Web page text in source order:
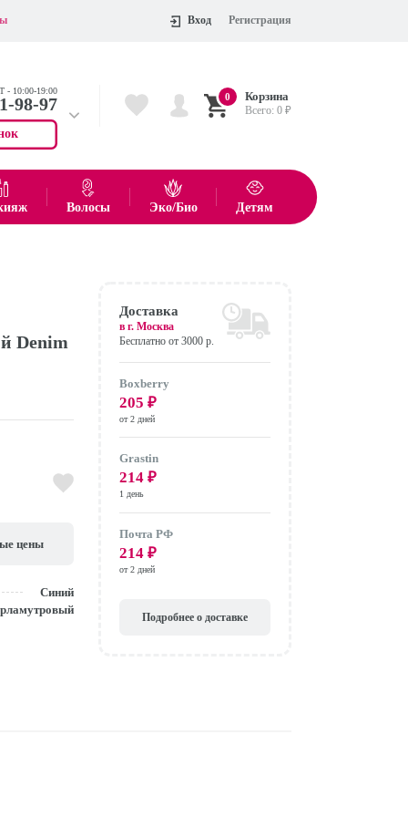
Вход Регистрация
- 10:00-19:00
98-97
55-75
0 Корзина
Всего:0 ₽
показать все товары
Волосы Эко/Био Детям
Denim
цены
Синий
Доставка
в г.Москва
Бесплатно от 3000 р.
Boxberry
205 ₽
от 2 дней
Grastin
214 ₽
1 день
Почта РФ
214 ₽
от 2 дней
Подробнее о доставке